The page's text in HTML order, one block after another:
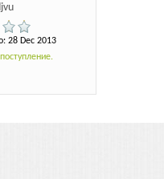
28 Dec 2013